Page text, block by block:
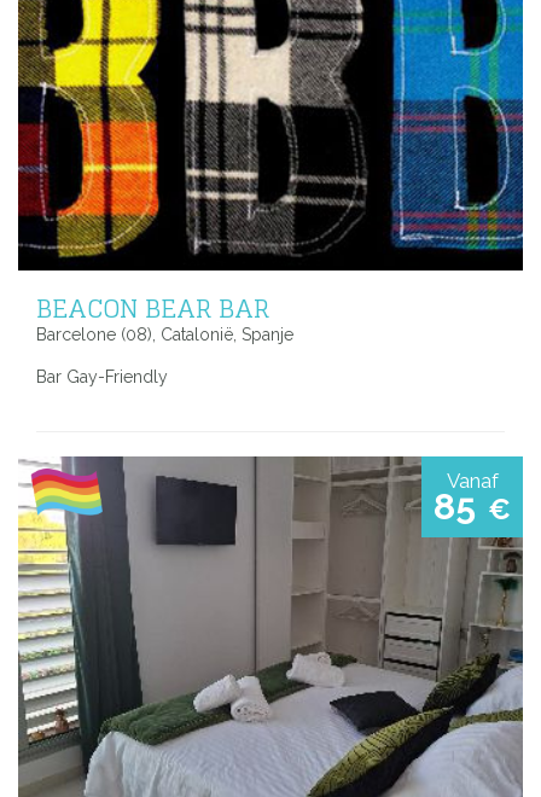
BEACON BEAR BAR
Barcelone (08), Catalonië, Spanje
Bar Gay-Friendly
Vanaf
85 €